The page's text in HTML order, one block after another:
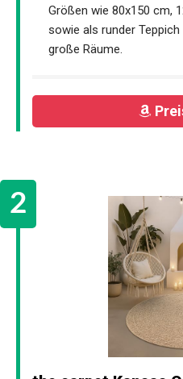
Größen wie 80x150 cm,
sowie als runder
große Räume.